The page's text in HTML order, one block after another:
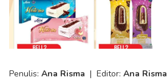
Penulis: Ana Risma | Editor: Ana Risma